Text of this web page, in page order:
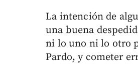
La intención de
una buena
ni lo uno ni lo otro
Pardo, y cometer